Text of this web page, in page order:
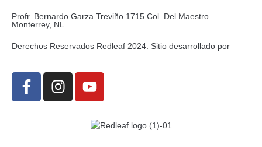
Profr. Bernardo Garza Treviño 1715 Col. Del Maestro
Monterrey, NL
Derechos Reservados Redleaf 2024. Sitio desarrollado por